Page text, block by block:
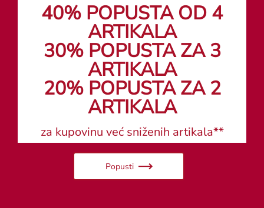
40% POPUSTA OD 4
ARTIKALA
30% POPUSTA ZA 3
ARTIKALA
20% POPUSTA ZA 2
ARTIKALA
za kupovinu već sniženih artikala**
Popusti